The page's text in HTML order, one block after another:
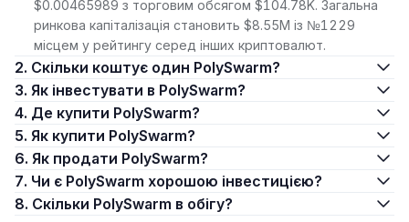
$0.00465989 з торговим обсягом $104.78K. Загальна
ринкова капіталізація становить $8.55M із №1229
місцем у рейтингу серед інших криптовалют.
2. Скільки коштує один PolySwarm?
3. Як інвестувати в PolySwarm?
4. Де купити PolySwarm?
5. Як купити PolySwarm?
6. Як продати PolySwarm?
7. Чи є PolySwarm хорошою інвестицією?
8. Скільки PolySwarm в обігу?